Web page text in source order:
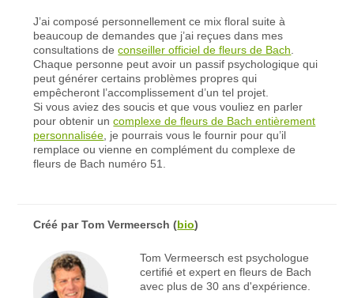
J’ai composé personnellement ce mix floral suite à
beaucoup de demandes que j’ai reçues dans mes
consultations deconseiller officiel de fleurs de Bach
Chaque personne peut avoir un passif psychologique qui
peut générer certains problèmes propres qui
empêcheront l’accomplissement d’un tel projet.
Si vous aviez des soucis et que vous vouliez en parler
pour obtenir uncomplexe de fleurs de Bach entièrement
personnalisée , je pourrais vous le fournir pour qu’il
remplace ou vienne en complément du complexe de
fleurs de Bach numéro 51.
Créé parTom Vermeersch (bio)
Tom Vermeersch est psychologue
certifié et expert en fleurs de Bach
avec plus de 30 ans d'expérience.